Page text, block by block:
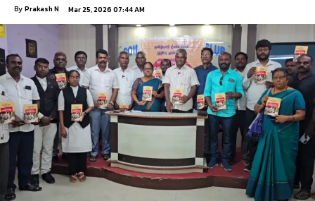
By Prakash N Mar 25, 2026 07:44 AM